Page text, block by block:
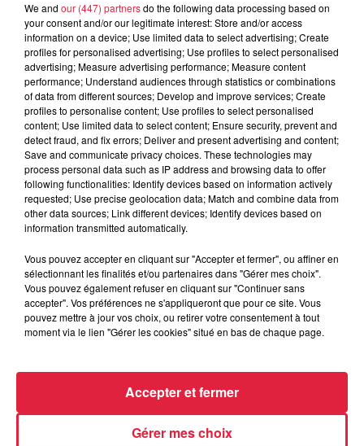
Tarif Gratuit
Lipsheim organise son traditionnel grand marché aux puces
dans les rues du village. Plus d'une centaine d'exposant,
petite restaurant proposée dans le village. Venez nombreux
passer une agréable journée en notre compagnie !
TRAQUEURS D'EMPLOI
We and our (447) partnersdo the following data processing based on
your consent and/or our legitimate interest: Store and/or access
information on a device; Use limited data to select advertising; Create
profiles for personalised advertising; Use profiles to select personalised
advertising; Measure advertising performance; Measure content
performance; Understand audiences through statistics or combinations
of data from different sources; Develop and improve services; Create
profiles to personalise content; Use profiles to select personalised
content; Use limited data to select content; Ensure security, prevent and
detect fraud, and fix errors; Deliver and present advertising and content;
Save and communicate privacy choices. These technologies may
process personal data such as IP address and browsing data to offer
following functionalities: Identify devices based on information actively
requested; Use precise geolocation data; Match and combine data from
other data sources; Link different devices; Identify devices based on
information transmitted automatically.
Vous pouvez accepter en cliquant sur "Accepter et fermer", ou affiner en
sélectionnant les finalités et/ou partenaires dans "Gérer mes choix".
Vous pouvez également refuser en cliquant sur "Continuer sans
accepter". Vos préférences ne s'appliqueront que pour ce site. Vous
pouvez mettre à jour vos choix, ou retirer votre consentement à tout
moment via le lien "Gérer les cookies" situé en bas de chaque page.
Gérer mes choix
Accepter et fermer